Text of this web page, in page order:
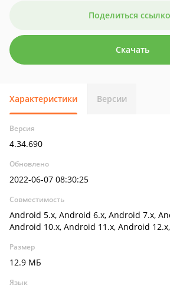
Поделиться
Скачать
Характеристики Версии
Версия
4.34.690
Обновлено
2022-06-07 08:30:25
Совместимость
Android 5.x, Android 6.x, Android 7.x,
Android 10.x, Android 11.x, Android
Размер
12.9 МБ
Язык